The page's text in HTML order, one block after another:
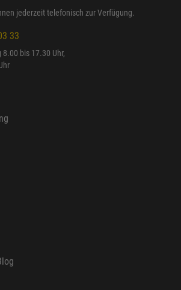
jederzeit telefonisch zur Verfügung.
33
bis 17.30 Uhr,